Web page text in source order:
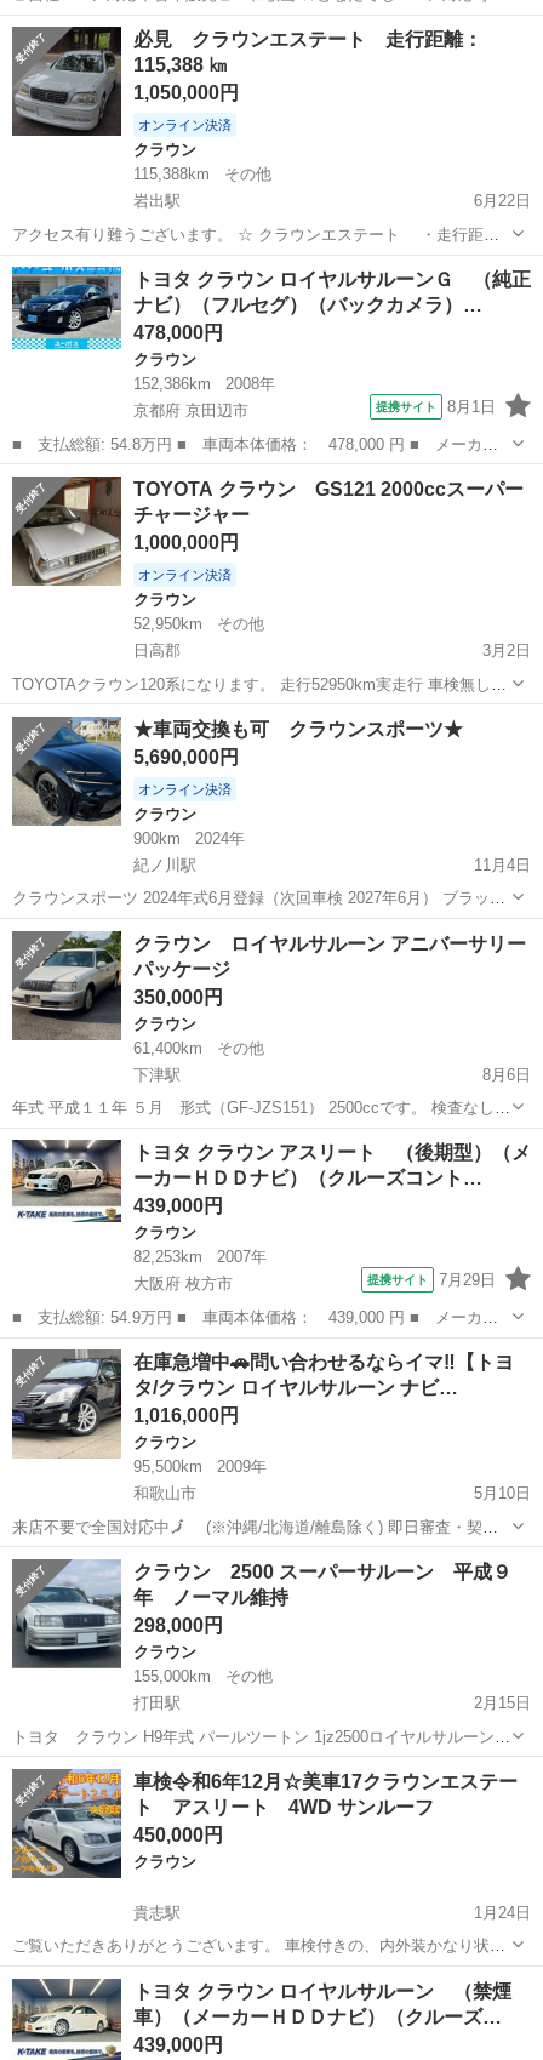
☆ １、勤続年数の短い方や自営業の方 ２、パートを
される主婦の方や派遣社員の方 ３、自己破産等をされた方やローンが
組めない方 ４、...
和歌山 和歌山市 クラウン
必見 クラウンエステート 走行距離：
115,388 ㎞
1,050,000円
オンライン決済
クラウン
115,388km
その他
岩出駅
6月22日
アクセス有り難うございます。 ☆ クラウンエステート ・走行距
離：115,388 ㎞ ☆ 滅多にお目にかからないエステートです。 〇 腰下
同色ペイント 純正は腰下シルバーのツートンです。 〇 WALD ...
和歌山 岩出市 岩出駅 クラウン
トヨタ クラウン ロイヤルサルーンＧ （純正
ナビ）（フルセグ）（バックカメラ）…
478,000円
クラウン
152,386km
2008年
京都府 京田辺市
提携サイト 8月1日
■ 支払総額: 54.8万円 ■ 車両本体価格： 478,000 円 ■ メーカー
名： トヨタ ■ 車種名： クラウン ■ グレード名： ロイヤルサ
ルーンＧ （純正ナビ）（フルセグ）（バックカメラ）（ドラレコ）
（ＥＴＣ）（...
京都 京田辺市 クラウン
TOYOTA クラウン GS121 2000ccスーパー
チャージャー
1,000,000円
オンライン決済
クラウン
52,950km
その他
日高郡
3月2日
TOYOTAクラウン120系になります。 走行52950km実走行 車検無し、
令和4年12月切れ 屋内保管 複数オーナー
和歌山 日高郡 クラウン TOYOTA
★車両交換も可 クラウンスポーツ★
5,690,000円
オンライン決済
クラウン
900km
2024年
紀ノ川駅
11月4日
クラウンスポーツ 2024年式6月登録（次回車検 2027年6月） ブラック
走行、900km コーティング済 もちろん修復歴はございません。 デジ
タルインナーミラー（ドラレコ） シートヒーター 走行中テレビ視聴キ
ッ...
和歌山 和歌山市 紀ノ川駅 クラウン
クラウン ロイヤルサルーン アニバーサリー
パッケージ
350,000円
クラウン
61,400km
その他
下津駅
8月6日
年式 平成１１年 ５月 形式（GF-JZS151） 2500ccです。 検査なしの
状態での販売です。ぜひ現車確認におこし下さい。 実走 61400km! 25
年目の車ですので非常に貴重です。 現在少しずつ人気とと...
和歌山 海南市 下津駅 クラウン ロイヤル
トヨタ クラウン アスリート （後期型）（メ
ーカーＨＤＤナビ）（クルーズコント…
439,000円
クラウン
82,253km
2007年
大阪府 枚方市
提携サイト 7月29日
■ 支払総額: 54.9万円 ■ 車両本体価格： 439,000 円 ■ メーカー
名： トヨタ ■ 車種名： クラウン ■ グレード名： アスリー
ト （後期型）（メーカーＨＤＤナビ）（クルーズコントロール）
（コーナーセンサ...
大阪 枚方市 クラウン
在庫急増中🚗問い合わせるならイマ‼【トヨ
タ/クラウン ロイヤルサルーン ナビ…
1,016,000円
クラウン
95,500km
2009年
和歌山市
5月10日
来店不要で全国対応中🗾 (※沖縄/北海道/離島除く) 即日審査・契約
もできちゃう✨ お車の詳細こちらから↓仮審査もOK👌
https://www.otoron.jp/lists/detail?carno=037...
和歌山 和歌山市 クラウン ロイヤル
クラウン 2500 スーパーサルーン 平成９
年 ノーマル維持
298,000円
クラウン
155,000km
その他
打田駅
2月15日
トヨタ クラウン H9年式 パールツートン 1jz2500ロイヤルサルーン
オートマ 15.5万キロ ETC付き 車検2024.6 エンジン、エアコン、機関
良好 今では見かけなくなった15型クラウンです。 当時の状態で、...
和歌山 紀の川市 打田駅 クラウン ノーマル
車検令和6年12月☆美車17クラウンエステー
ト アスリート 4WD サンルーフ
450,000円
クラウン
貴志駅
1月24日
ご覧いただきありがとうございます。 車検付きの、内外装かなり状態
の良いクラウンエステートになります。 この状態の良さの個体は希少
かと思います。 車検長いですが、月割り等なく、全てコミコミでのご
案内になります。 ...
和歌山 紀の川市 貴志駅 クラウン クラウンエステート
トヨタ クラウン ロイヤルサルーン （禁煙
車）（メーカーＨＤＤナビ）（クルーズ…
439,000円